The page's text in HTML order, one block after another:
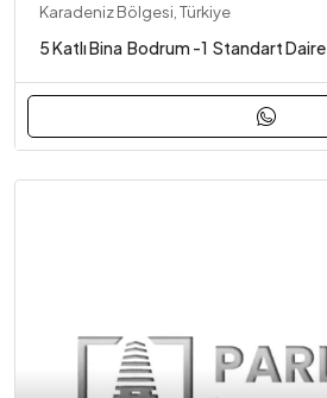
Karadeniz Bölgesi, Türkiye
5 Katlı Bina Bodrum -1 Standart Daire